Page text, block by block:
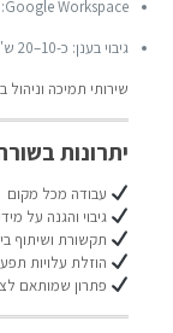
Google Workspace: החל מ-25 ש"ח למשתמש
גיבוי בענן: כ-10–20 ש"ח לתחנה לחודש
שירותי תמיכה וניהול בענן יעלו
יתרונות
עבודה מכל מקום
גיבוי והגנה על
תקשורת ושיתוף
הוזלת עלויות
פתרון שמותאם